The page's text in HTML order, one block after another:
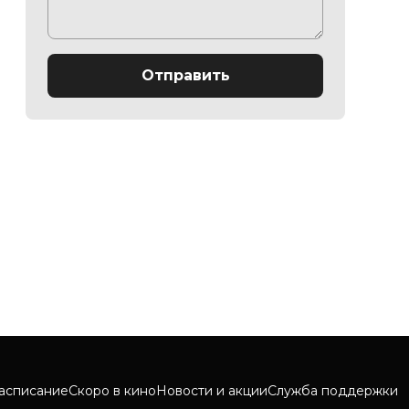
Отправить
Скоро в киноНовости и акцииСлужба поддержки